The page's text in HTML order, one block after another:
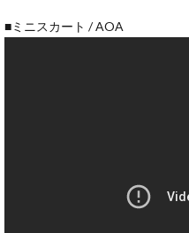
■ミニスカート / AOA